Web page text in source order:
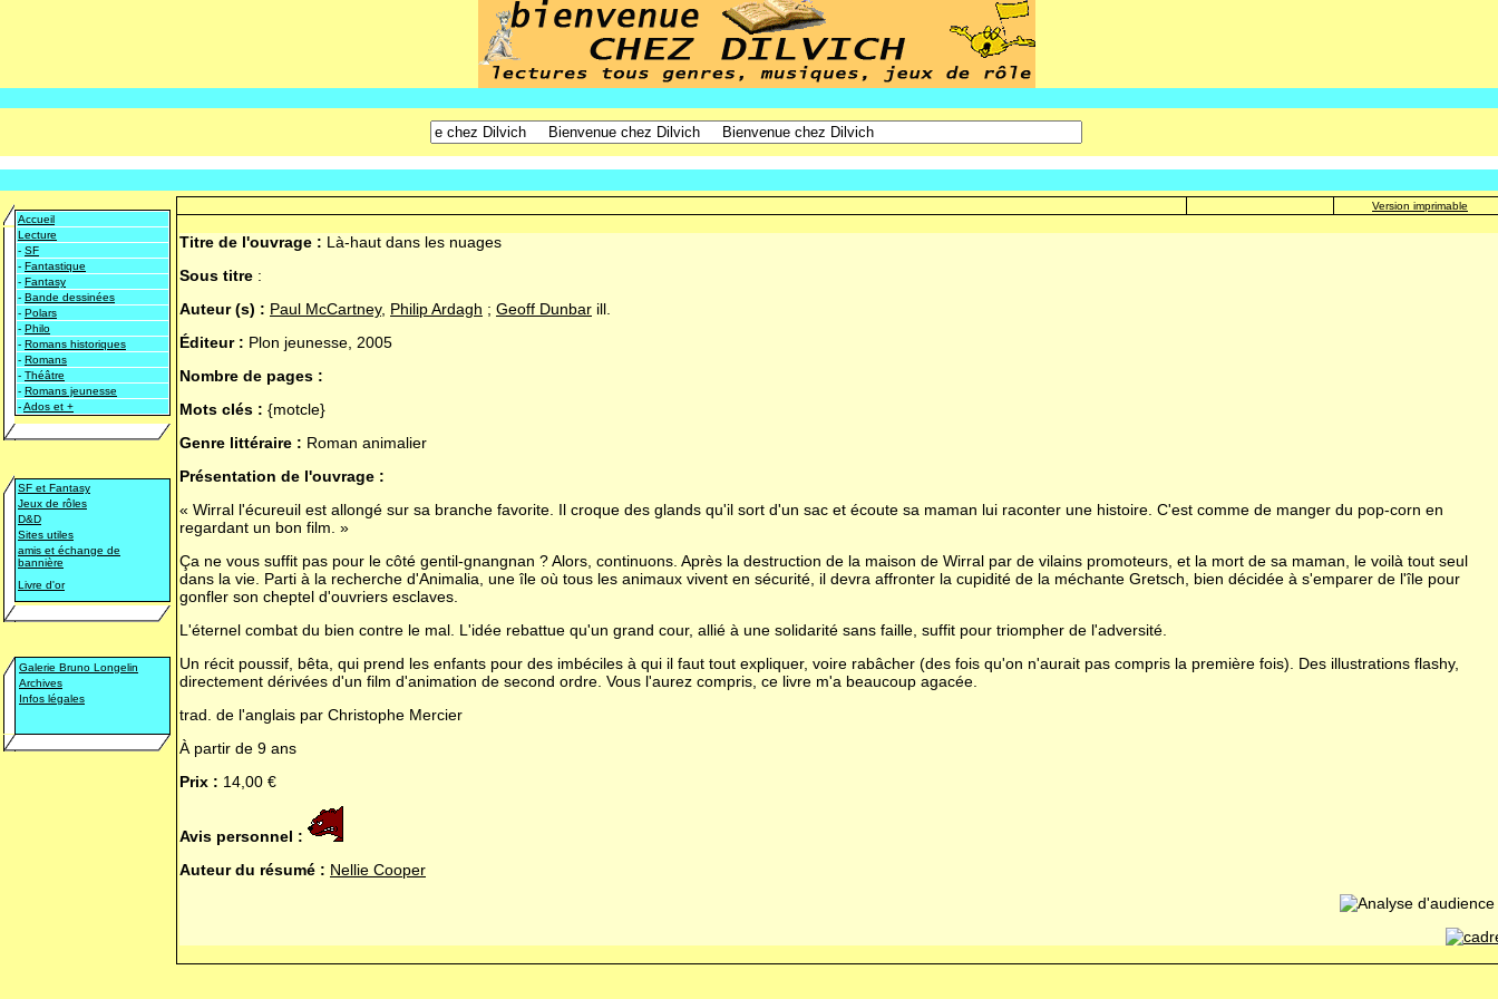
Accueil
Lecture
- SF
- Fantastique
- Fantasy
- Bande dessinées
- Polars
- Philo
- Romans historiques
- Romans
- Théâtre
- Romans jeunesse
-Ados et +
SF et Fantasy
Jeux de rôles
D&D
Sites utiles
amis et échange de
bannière
Livre d'or
Galerie Bruno Longelin
Archives
Infos légales
Version imprimable
Titre de l'ouvrage : Là-haut dans les nuages
Sous titre :
Auteur (s) : Paul McCartney, Philip Ardagh ; Geoff Dunbar ill.
Éditeur : Plon jeunesse, 2005
Nombre de pages :
Mots clés : {motcle}
Genre littéraire : Roman animalier
Présentation de l'ouvrage :
« Wirral l'écureuil est allongé sur sa branche favorite. Il croque des glands qu'il sort d'un sac et écoute sa maman lui raconter une histoire. C'est comme de manger du pop-corn en
regardant un bon film. »
Ça ne vous suffit pas pour le côté gentil-gnangnan ? Alors, continuons. Après la destruction de la maison de Wirral par de vilains promoteurs, et la mort de sa maman, le voilà tout seul
dans la vie. Parti à la recherche d'Animalia, une île où tous les animaux vivent en sécurité, il devra affronter la cupidité de la méchante Gretsch, bien décidée à s'emparer de l'île pour
gonfler son cheptel d'ouvriers esclaves.
L'éternel combat du bien contre le mal. L'idée rebattue qu'un grand cour, allié à une solidarité sans faille, suffit pour triompher de l'adversité.
Un récit poussif, bêta, qui prend les enfants pour des imbéciles à qui il faut tout expliquer, voire rabâcher (des fois qu'on n'aurait pas compris la première fois). Des illustrations flashy,
directement dérivées d'un film d'animation de second ordre. Vous l'aurez compris, ce livre m'a beaucoup agacée.
trad. de l'anglais par Christophe Mercier
À partir de 9 ans
Prix : 14,00 €
Avis personnel :
Auteur du résumé : Nellie Cooper